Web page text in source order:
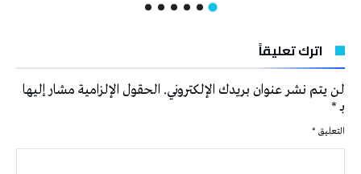
اترك تعليقاً
لن يتم نشر عنوان بريدك الإلكتروني. الحقول الإلزامية مشار إليها
بـ*
التعليق *